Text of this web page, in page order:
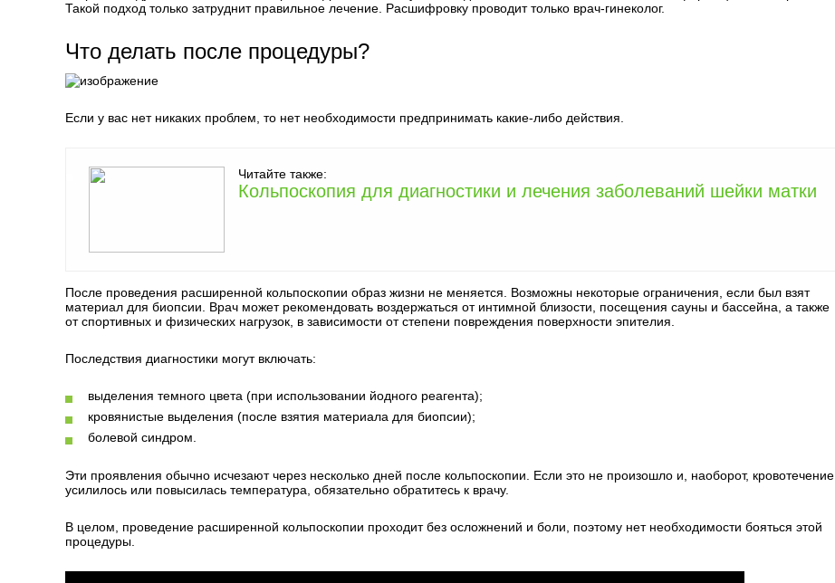
Такой подход только затруднит правильное лечение. Расшифровку проводит только врач-гинеколог.
Что делать после процедуры?
Если у вас нет никаких проблем, то нет необходимости предпринимать какие-либо действия.
Читайте также:
Кольпоскопия для диагностики и лечения заболеваний шейки матки
После проведения расширенной кольпоскопии образ жизни не меняется. Возможны некоторые ограничения, если был взят
материал для биопсии. Врач может рекомендовать воздержаться от интимной близости, посещения сауны и бассейна, а также
от спортивных и физических нагрузок, в зависимости от степени повреждения поверхности эпителия.
Последствия диагностики могут включать:
выделения темного цвета (при использовании йодного реагента);
кровянистые выделения (после взятия материала для биопсии);
болевой синдром.
Эти проявления обычно исчезают через несколько дней после кольпоскопии. Если это не произошло и, наоборот, кровотечение
усилилось или повысилась температура, обязательно обратитесь к врачу.
В целом, проведение расширенной кольпоскопии проходит без осложнений и боли, поэтому нет необходимости бояться этой
процедуры.